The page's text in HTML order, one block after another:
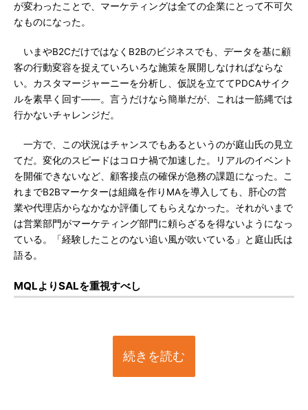
が変わったことで、マーケティングは全ての企業にとって不可欠
なものになった。
いまやB2CだけではなくB2Bのビジネスでも、データを基に顧
客の行動変容を捉えていろいろな施策を展開しなければならな
い。カスタマージャーニーを分析し、仮説を立ててPDCAサイク
ルを素早く回す――。言うだけなら簡単だが、これは一筋縄では
行かないチャレンジだ。
一方で、この状況はチャンスでもあるというのが庭山氏の見立
てだ。変化のスピードはコロナ禍で加速した。リアルのイベント
を開催できないなど、顧客接点の確保が急務の課題になった。こ
れまでB2Bマーケターは組織を作りMAを導入しても、肝心の営
業や代理店からなかなか評価してもらえなかった。それがいまで
は営業部門がマーケティング部門に頼らざるを得ないようになっ
ている。「経験したことのない追い風が吹いている」と庭山氏は
語る。
MQLよりSALを重視すべし
続きを読む